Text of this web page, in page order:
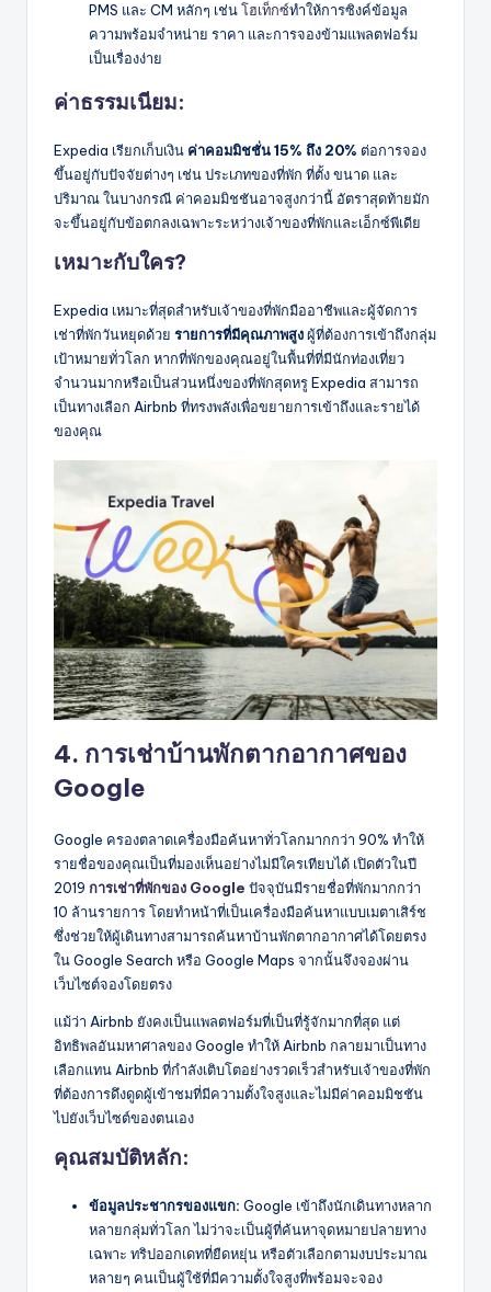
PMS และ CM หลักๆ เช่นโฮเท็กซ์ทำให้การซิงค์ข้อมูล
ความพร้อมจำหน่าย ราคา และการจองข้ามแพลตฟอร์ม
เป็นเรื่องง่าย
ค่าธรรมเนียม:
Expedia เรียกเก็บเงิน ค่าคอมมิชชั่น 15% ถึง 20% ต่อการจอง
ขึ้นอยู่กับปัจจัยต่างๆ เช่น ประเภทของที่พัก ที่ตั้ง ขนาด และ
ปริมาณ ในบางกรณี ค่าคอมมิชชันอาจสูงกว่านี้ อัตราสุดท้ายมัก
จะขึ้นอยู่กับข้อตกลงเฉพาะระหว่างเจ้าของที่พักและเอ็กซ์พีเดีย
เหมาะกับใคร?
Expedia เหมาะที่สุดสำหรับเจ้าของที่พักมืออาชีพและผู้จัดการ
เช่าที่พักวันหยุดด้วย รายการที่มีคุณภาพสูงผู้ที่ต้องการเข้าถึงกลุ่ม
เป้าหมายทั่วโลก หากที่พักของคุณอยู่ในพื้นที่ที่มีนักท่องเที่ยว
จำนวนมากหรือเป็นส่วนหนึ่งของที่พักสุดหรู Expedia สามารถ
เป็นทางเลือก Airbnb ที่ทรงพลังเพื่อขยายการเข้าถึงและรายได้
ของคุณ
4. การเช่าบ้านพักตากอากาศของ
Google
Google ครองตลาดเครื่องมือค้นหาทั่วโลกมากกว่า 90% ทำให้
รายชื่อของคุณเป็นที่มองเห็นอย่างไม่มีใครเทียบได้ เปิดตัวในปี
2019 การเช่าที่พักของ Google ปัจจุบันมีรายชื่อที่พักมากกว่า
10 ล้านรายการ โดยทำหน้าที่เป็นเครื่องมือค้นหาแบบเมตาเสิร์ช
ซึ่งช่วยให้ผู้เดินทางสามารถค้นหาบ้านพักตากอากาศได้โดยตรง
ใน Google Search หรือ Google Maps จากนั้นจึงจองผ่าน
เว็บไซต์จองโดยตรง
แม้ว่า Airbnb ยังคงเป็นแพลตฟอร์มที่เป็นที่รู้จักมากที่สุด แต่
อิทธิพลอันมหาศาลของ Google ทำให้ Airbnb กลายมาเป็นทาง
เลือกแทน Airbnb ที่กำลังเติบโตอย่างรวดเร็วสำหรับเจ้าของที่พัก
ที่ต้องการดึงดูดผู้เข้าชมที่มีความตั้งใจสูงและไม่มีค่าคอมมิชชัน
ไปยังเว็บไซต์ของตนเอง
คุณสมบัติหลัก:
ข้อมูลประชากรของแขก: Google เข้าถึงนักเดินทางหลาก
หลายกลุ่มทั่วโลก ไม่ว่าจะเป็นผู้ที่ค้นหาจุดหมายปลายทาง
เฉพาะ ทริปออกเดทที่ยืดหยุ่น หรือตัวเลือกตามงบประมาณ
หลายๆ คนเป็นผู้ใช้ที่มีความตั้งใจสูงที่พร้อมจะจอง